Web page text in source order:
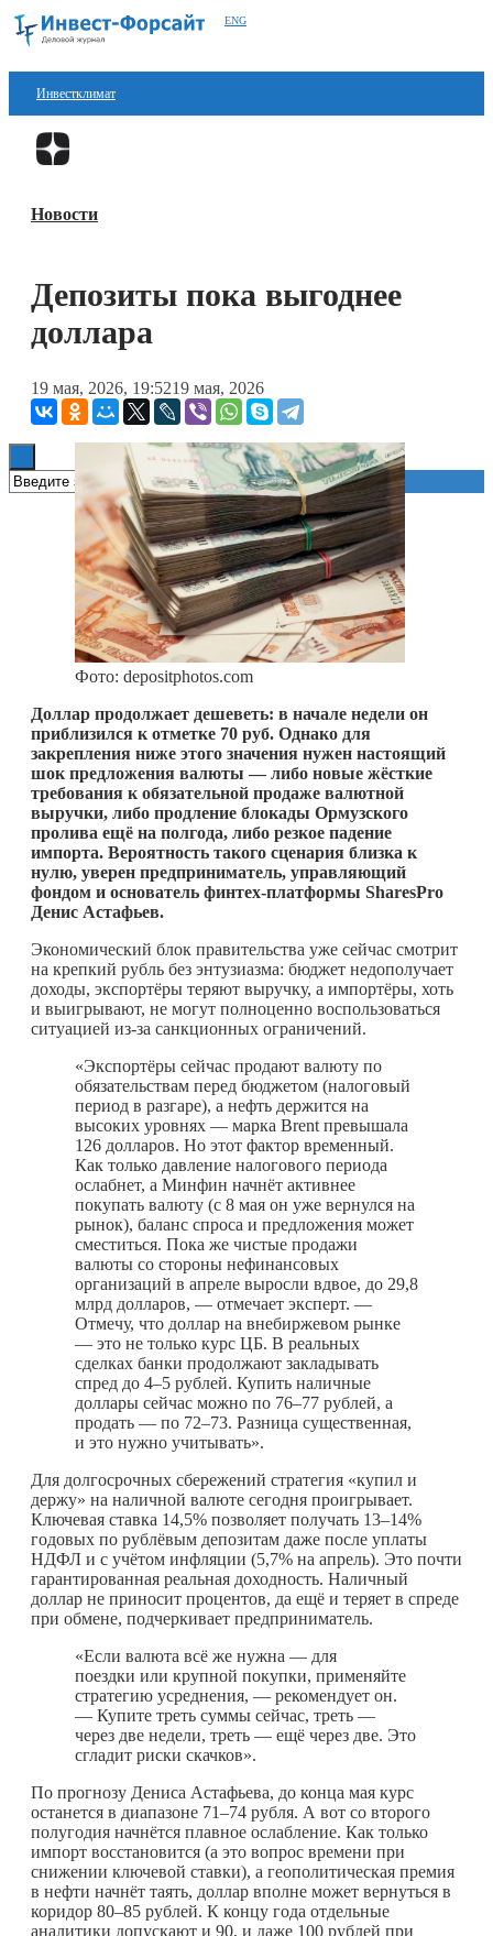
ENG
Инвестклимат
Финансы
Блокчейн
Технологии
Книги
Новости
Депозиты пока выгоднее
доллара
19 мая, 2026, 19:5219 мая, 2026
Фото: depositphotos.com
Доллар продолжает дешеветь: в начале недели он
приблизился к отметке 70 руб. Однако для
закрепления ниже этого значения нужен настоящий
шок предложения валюты — либо новые жёсткие
требования к обязательной продаже валютной
выручки, либо продление блокады Ормузского
пролива ещё на полгода, либо резкое падение
импорта. Вероятность такого сценария близка к
нулю, уверен предприниматель, управляющий
фондом и основатель финтех-платформы SharesPro
Денис Астафьев.
Экономический блок правительства уже сейчас смотрит
на крепкий рубль без энтузиазма: бюджет недополучает
доходы, экспортёры теряют выручку, а импортёры, хоть
и выигрывают, не могут полноценно воспользоваться
ситуацией из-за санкционных ограничений.
«Экспортёры сейчас продают валюту по
обязательствам перед бюджетом (налоговый
период в разгаре), а нефть держится на
высоких уровнях — марка Brent превышала
126 долларов. Но этот фактор временный.
Как только давление налогового периода
ослабнет, а Минфин начнёт активнее
покупать валюту (с 8 мая он уже вернулся на
рынок), баланс спроса и предложения может
сместиться. Пока же чистые продажи
валюты со стороны нефинансовых
организаций в апреле выросли вдвое, до 29,8
млрд долларов, — отмечает эксперт. —
Отмечу, что доллар на внебиржевом рынке
— это не только курс ЦБ. В реальных
сделках банки продолжают закладывать
спред до 4–5 рублей. Купить наличные
доллары сейчас можно по 76–77 рублей, а
продать — по 72–73. Разница существенная,
и это нужно учитывать».
Для долгосрочных сбережений стратегия «купил и
держу» на наличной валюте сегодня проигрывает.
Ключевая ставка 14,5% позволяет получать 13–14%
годовых по рублёвым депозитам даже после уплаты
НДФЛ и с учётом инфляции (5,7% на апрель). Это почти
гарантированная реальная доходность. Наличный
доллар не приносит процентов, да ещё и теряет в спреде
при обмене, подчеркивает предприниматель.
«Если валюта всё же нужна — для
поездки или крупной покупки, применяйте
стратегию усреднения, — рекомендует он.
— Купите треть суммы сейчас, треть —
через две недели, треть — ещё через две. Это
сгладит риски скачков».
По прогнозу Дениса Астафьева, до конца мая курс
останется в диапазоне 71–74 рубля. А вот со второго
полугодия начнётся плавное ослабление. Как только
импорт восстановится (а это вопрос времени при
снижении ключевой ставки), а геополитическая премия
в нефти начнёт таять, доллар вполне может вернуться в
коридор 80–85 рублей. К концу года отдельные
аналитики допускают и 90, и даже 100 рублей при